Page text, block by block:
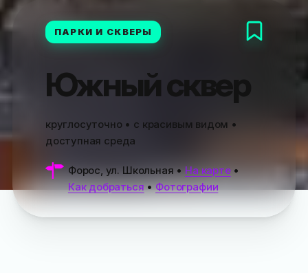
ПАРКИ И СКВЕРЫ
Южный сквер
круглосуточно • с красивым видом •
доступная среда
Форос, ул. Школьная • На карте•
Как добраться•Фотографии